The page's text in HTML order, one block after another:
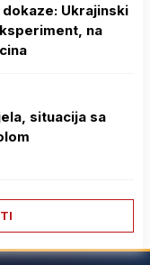
Ukrajinski
na
situacija sa